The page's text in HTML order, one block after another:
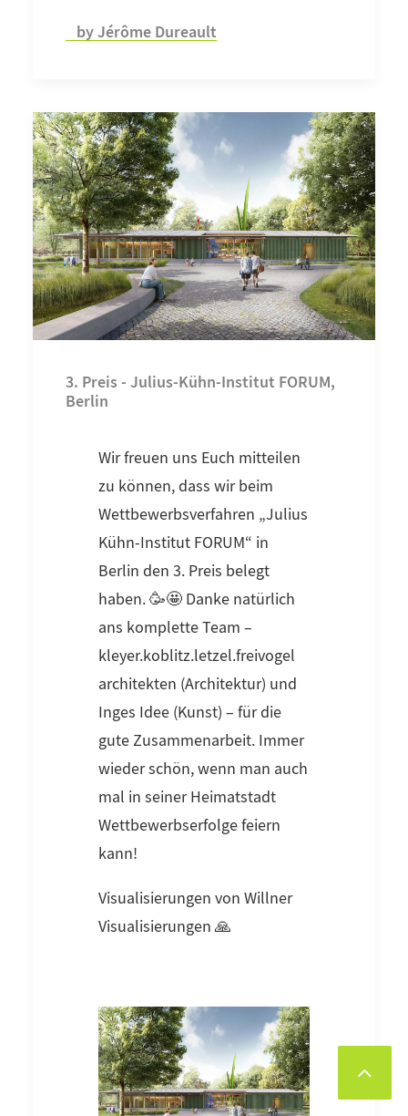
by Jérôme Dureault
3. Preis - Julius-Kühn-Institut FORUM,
Berlin
Wir freuen uns Euch mitteilen
zu können, dass wir beim
Wettbewerbsverfahren „Julius
Kühn-Institut FORUM“ in
Berlin den 3. Preis belegt
haben. 🥳🤩 Danke natürlich
ans komplette Team –
kleyer.koblitz.letzel.freivogel
architekten (Architektur) und
Inges Idee (Kunst) – für die
gute Zusammenarbeit. Immer
wieder schön, wenn man auch
mal in seiner Heimatstadt
Wettbewerbserfolge feiern
kann!
Visualisierungen von Willner
Visualisierungen 🙏